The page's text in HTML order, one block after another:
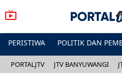
PERISTIWA POLITIK DAN
PORTALJTV JTV BANYUWANGI